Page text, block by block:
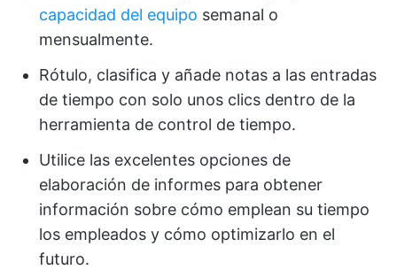
capacidad del equipo semanal o
mensualmente.
Rótulo, clasifica y añade notas a las entradas
de tiempo con solo unos clics dentro de la
herramienta de control de tiempo.
Utilice las excelentes opciones de
elaboración de informes para obtener
información sobre cómo emplean su tiempo
los empleados y cómo optimizarlo en el
futuro.